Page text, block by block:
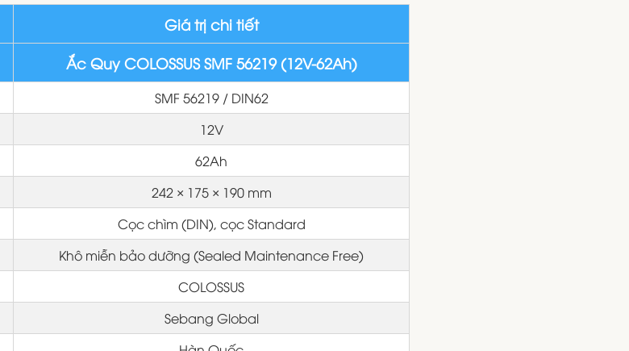
Giá trị chi tiết
Ắc Quy COLOSSUS SMF 56219 (12V-62Ah)
SMF 56219 / DIN62
12V
62Ah
242 × 175 × 190 mm
Cọc chìm (DIN), cọc Standard
Khô miễn bảo dưỡng (Sealed Maintenance Free)
COLOSSUS
Sebang Global